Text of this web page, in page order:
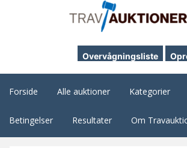
Overvågningsliste
Forside Alle auktioner Kategorier
Betingelser Resultater Om